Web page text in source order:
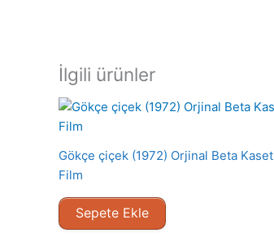
İlgili ürünler
Gökçe çiçek (1972) Orjinal Beta Kaset
Film
Sepete Ekle